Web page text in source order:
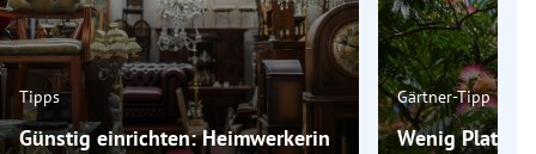
Tipps
Günstig einrichten: Heimwerkerin
Gärtner-Tipp
Wenig Platz